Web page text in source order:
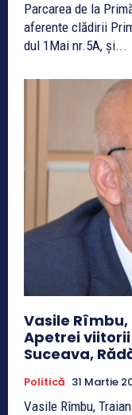
Parcarea de la
aferente clădirii
dul 1Mai nr.5A, și...
Vasile
Apetrei
Suceava,
Politică 31 Martie
Vasile Rîmbu,